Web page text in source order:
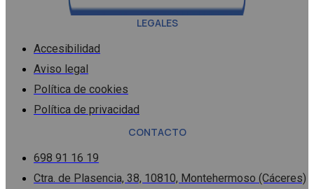
LEGALES
Accesibilidad
Aviso legal
Política de cookies
Política de privacidad
CONTACTO
698 91 16 19
Ctra. de Plasencia, 38, 10810, Montehermoso (Cáceres)